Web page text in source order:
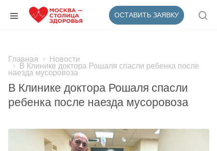
ОСТАВИТЬ ЗАЯВКУ
Главная Новости
В Клинике доктора Рошаля спасли ребенка после
наезда мусоровоза
В Клинике доктора Рошаля спасли
ребенка после наезда мусоровоза